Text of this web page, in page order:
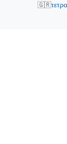
🇬🇷